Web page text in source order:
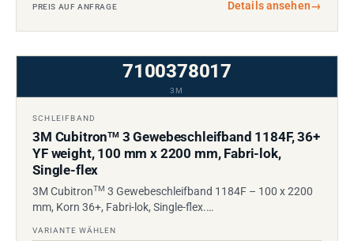
PREIS AUF ANFRAGE Details ansehen→
7100378017
3M
SCHLEIFBAND
3M CubitronTM3 Gewebeschleifband 1184F, 36+
YF weight, 100 mm x 2200 mm, Fabri-lok,
Single-flex
3M CubitronTM 3 Gewebeschleifband 1184F – 100 x 2200
mm, Korn 36+, Fabri-lok, Single-flex.…
VARIANTE WÄHLEN